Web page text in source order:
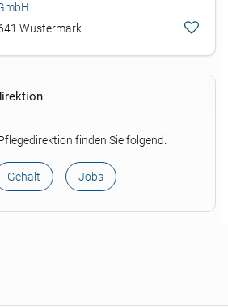
Wustermark
finden Sie folgend.
Gehalt Jobs